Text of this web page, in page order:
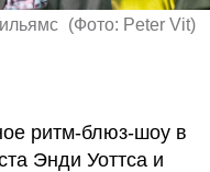
(Фото: Peter Vit)
ритм-блюз-шоу в
Энди Уоттса и